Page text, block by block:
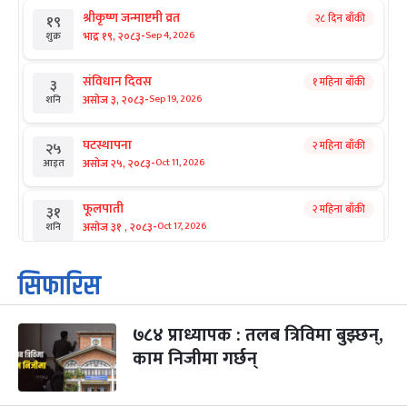
१९
शुक्र
श्रीकृष्ण जन्माष्टमी व्रत
भाद्र १९, २०८३-Sep 4, 2026
२८ दिन बाँकी
३
शनि
संविधान दिवस
असोज ३, २०८३-Sep 19, 2026
१ महिना बाँकी
२५
आइत
घटस्थापना
असोज २५, २०८३-Oct 11, 2026
२ महिना बाँकी
३१
शनि
फूलपाती
असोज ३१ , २०८३-Oct 17, 2026
२ महिना बाँकी
१
आइत
कार्तिक सङ्क्रान्ति
कार्तिक १, २०८३
३
मंगल
महानवमी
कार्तिक ३, २०८३-Oct 20, 2026
२ महिना बाँकी
सिफारिस
७८४ प्राध्यापक : तलब त्रिविमा बुझ्छन्,
काम निजीमा गर्छन्